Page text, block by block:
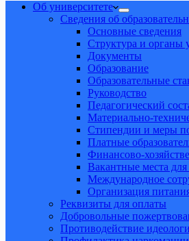
Об университете
Сведения об
Основные сведения
Структура и органы
Документы
Образование
Образовательные
Руководство
Педагогический
Материально-
Стипендии и меры
Платные
Финансово-
Вакантные места
Международное
Организация
Реквизиты для оплаты
Добровольные
Противодействие